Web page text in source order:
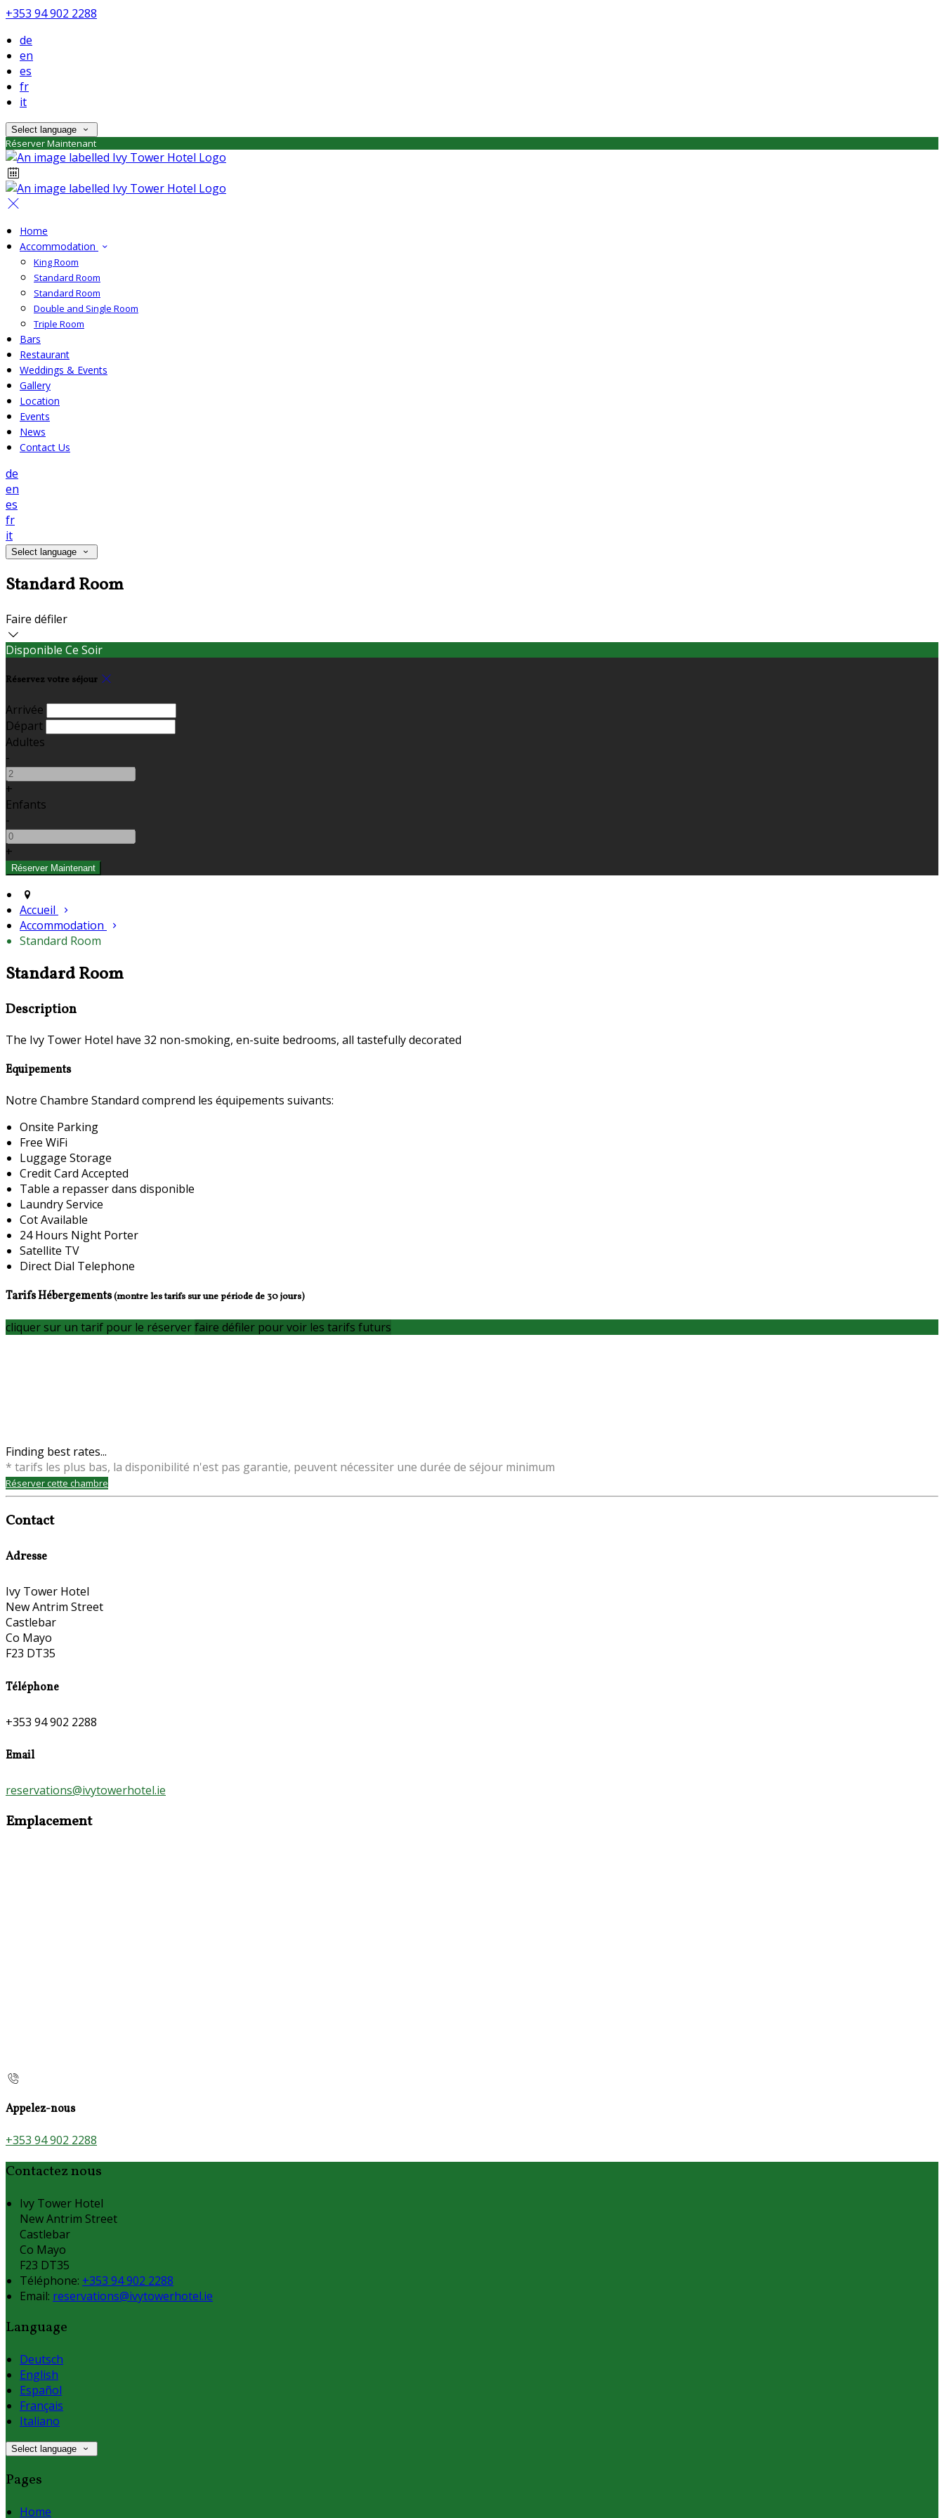
+353 94 902 2288
de
en
es
fr
it
Select language
Réserver Maintenant
Home
Accommodation
King Room
Standard Room
Standard Room
Double and Single Room
Triple Room
Bars
Restaurant
Weddings & Events
Gallery
Location
Events
News
Contact Us
de
en
es
fr
it
Select language
Standard Room
Faire défiler
Disponible Ce Soir
Réservez votre séjour
Arrivée
Départ
Adultes
-
+
Enfants
-
+
Accueil
Accommodation
Standard Room
Standard Room
Description
The Ivy Tower Hotel have 32 non-smoking, en-suite bedrooms, all tastefully decorated
Equipements
Notre Chambre Standard comprend les équipements suivants:
Onsite Parking
Free WiFi
Luggage Storage
Credit Card Accepted
Table a repasser dans disponible
Laundry Service
Cot Available
24 Hours Night Porter
Satellite TV
Direct Dial Telephone
Tarifs Hébergements(montre les tarifs sur une période de 30 jours)
cliquer sur un tarif pour le réserverfaire défiler pour voir les tarifs futurs
Finding best rates...
* tarifs les plus bas, la disponibilité n'est pas garantie, peuvent nécessiter une durée de séjour minimum
Réserver cette chambre
Contact
Adresse
Ivy Tower Hotel
New Antrim Street
Castlebar
Co Mayo
F23 DT35
Téléphone
+353 94 902 2288
Email
reservations@ivytowerhotel.ie
Emplacement
Appelez-nous
+353 94 902 2288
Contactez nous
Ivy Tower Hotel
New Antrim Street
Castlebar
Co Mayo
F23 DT35
Téléphone: +353 94 902 2288
Email: reservations@ivytowerhotel.ie
Language
Deutsch
English
Español
Français
Italiano
Select language
Pages
Home